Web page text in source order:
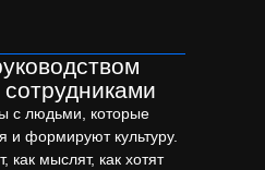
с людьми, которые
формируют культуру.
как мыслят, как хотят